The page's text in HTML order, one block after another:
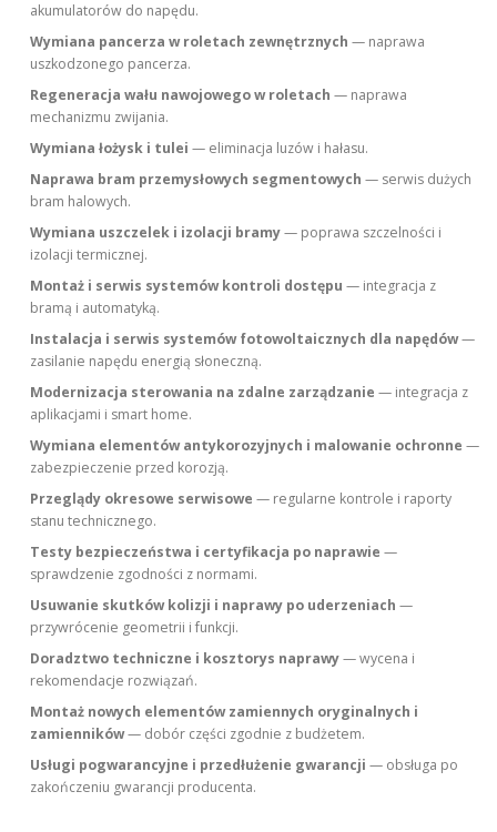
akumulatorów do napędu.
Wymiana pancerza w roletach zewnętrznych — naprawa
uszkodzonego pancerza.
Regeneracja wału nawojowego w roletach — naprawa
mechanizmu zwijania.
Wymiana łożysk i tulei — eliminacja luzów i hałasu.
Naprawa bram przemysłowych segmentowych — serwis dużych
bram halowych.
Wymiana uszczelek i izolacji bramy— poprawa szczelności i
izolacji termicznej.
Montaż i serwis systemów kontroli dostępu — integracja z
bramą i automatyką.
Instalacja i serwis systemów fotowoltaicznych dla napędów—
zasilanie napędu energią słoneczną.
Modernizacja sterowania na zdalne zarządzanie — integracja z
aplikacjami i smart home.
Wymiana elementów antykorozyjnych i malowanie ochronne —
zabezpieczenie przed korozją.
Przeglądy okresowe serwisowe — regularne kontrole i raporty
stanu technicznego.
Testy bezpieczeństwa i certyfikacja po naprawie —
sprawdzenie zgodności z normami.
Usuwanie skutków kolizji i naprawy po uderzeniach —
przywrócenie geometrii i funkcji.
Doradztwo techniczne i kosztorys naprawy— wycena i
rekomendacje rozwiązań.
Montaż nowych elementów zamiennych oryginalnych i
zamienników— dobór części zgodnie z budżetem.
Usługi pogwarancyjne i przedłużenie gwarancji — obsługa po
zakończeniu gwarancji producenta.